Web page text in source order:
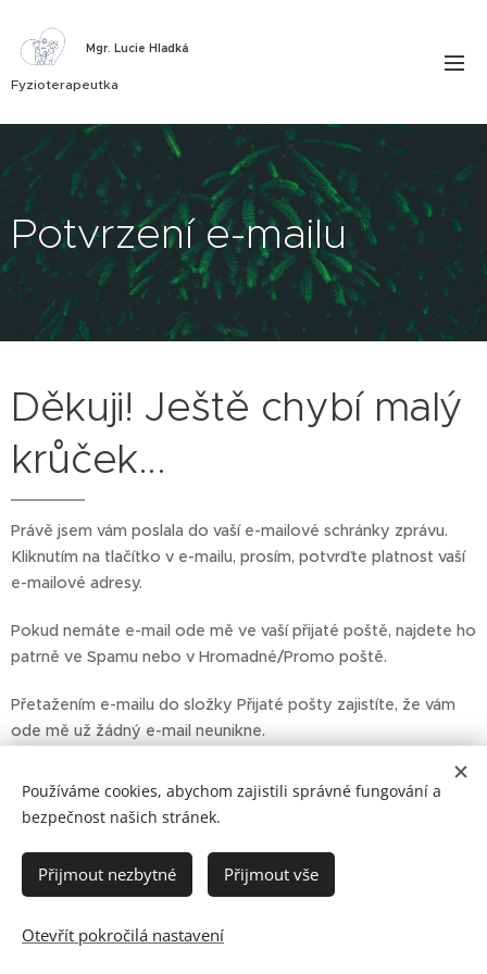
Mgr. Lucie Hladká
Fyzioterapeutka
Potvrzení e-mailu
Děkuji! Ještě chybí malý
krůček...
Právě jsem vám poslala do vaší e-mailové schránky zprávu.
Kliknutím na tlačítko v e-mailu, prosím, potvrďte platnost vaší
e-mailové adresy.
Pokud nemáte e-mail ode mě ve vaší přijaté poště, najdete ho
patrně ve Spamu nebo v Hromadné/Promo poště.
Přetažením e-mailu do složky Přijaté pošty zajistíte, že vám
ode mě už žádný e-mail neunikne.
Ochrana osobních údajů
Vytvořeno službou
Používáme cookies, abychom zajistili správné fungování a
bezpečnost našich stránek.
Přijmout nezbytné Přijmout vše
Otevřít pokročilá nastavení